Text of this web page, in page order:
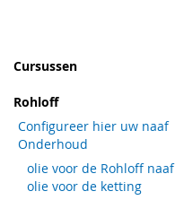
Cursussen
Rohloff
Configureer hier uw naaf
Onderhoud
olie voor de Rohloff naaf
olie voor de ketting